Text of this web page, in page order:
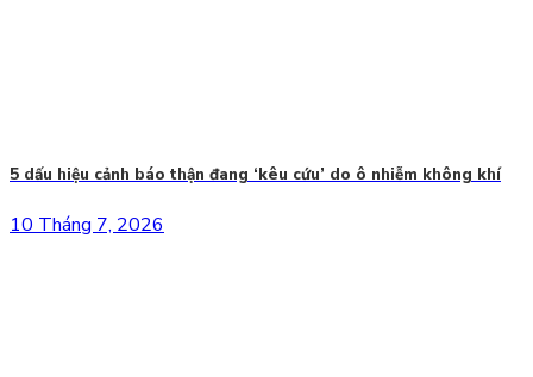
5 dấu hiệu cảnh báo thận đang ‘kêu cứu’ do ô nhiễm không khí
10 Tháng 7, 2026